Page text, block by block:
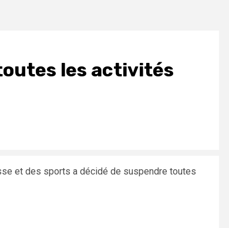
les activités
et des sports a décidé de suspendre toutes